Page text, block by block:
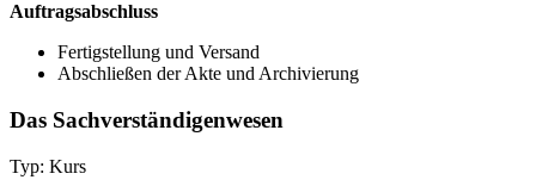
Auftragsabschluss
Fertigstellung und Versand
Abschließen der Akte und Archivierung
Das Sachverständigenwesen
Typ: Kurs